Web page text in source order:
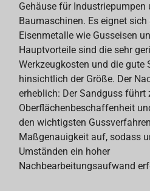
Gehäuse für Industriepumpen
Baumaschinen. Es eignet
Eisenmetalle wie Gusseisen
Hauptvorteile sind die sehr
Werkzeugkosten und die gute
hinsichtlich der Größe. Der
erheblich: Der Sandguss führt
Oberflächenbeschaffenheit
den wichtigsten
Maßgenauigkeit auf, sodass
Umständen ein hoher
Nachbearbeitungsaufwand